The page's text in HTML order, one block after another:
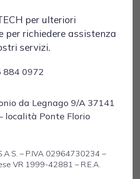
per ulteriori
per richiedere assistenza
servizi.
884 0972
da Legnago 9/A 37141
località Ponte Florio
– P.IVA 02964730234 –
VR 1999-42881 – R.E.A.